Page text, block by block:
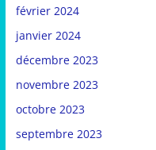
février 2024
janvier 2024
décembre 2023
novembre 2023
octobre 2023
septembre 2023